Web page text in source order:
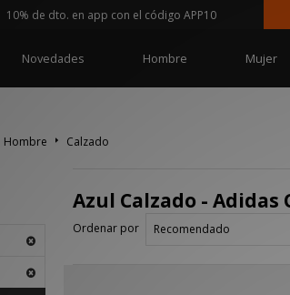
de dto. en app con el código APP10
Novedades Hombre Mujer
Hombre Calzado
Azul Calzado -
Ordenar por